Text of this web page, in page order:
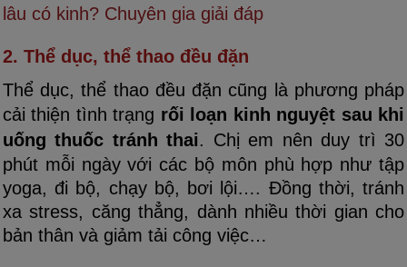
lâu có kinh? Chuyên gia giải đáp
2. Thể dục, thể thao đều đặn
Thể dục, thể thao đều đặn cũng là phương pháp
cải thiện tình trạng rối loạn kinh nguyệt sau khi
uống thuốc tránh thai. Chị em nên duy trì 30
phút mỗi ngày với các bộ môn phù hợp như tập
yoga, đi bộ, chạy bộ, bơi lội…. Đồng thời, tránh
xa stress, căng thẳng, dành nhiều thời gian cho
bản thân và giảm tải công việc…